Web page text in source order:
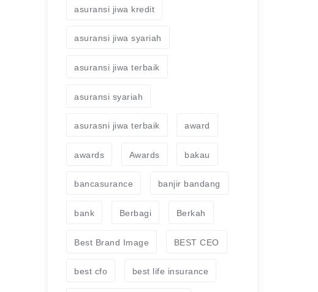
asuransi jiwa kredit
asuransi jiwa syariah
asuransi jiwa terbaik
asuransi syariah
asurasni jiwa terbaik award
awards Awards bakau
bancasurance banjir bandang
bank Berbagi Berkah
Best Brand Image BEST CEO
best cfo best life insurance